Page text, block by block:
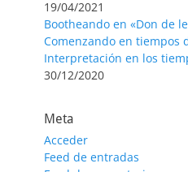
19/04/2021
Bootheando en «Don de
Comenzando en tiempos
Interpretación en los
30/12/2020
Meta
Acceder
Feed de entradas